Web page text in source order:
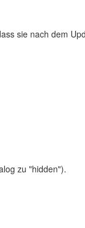
sie nach dem
zu "hidden").